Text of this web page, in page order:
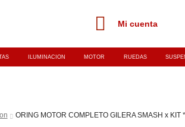
Mi cuenta
ILUMINACION MOTOR RUEDAS
ORING MOTOR COMPLETO GILERA SMASH x KIT